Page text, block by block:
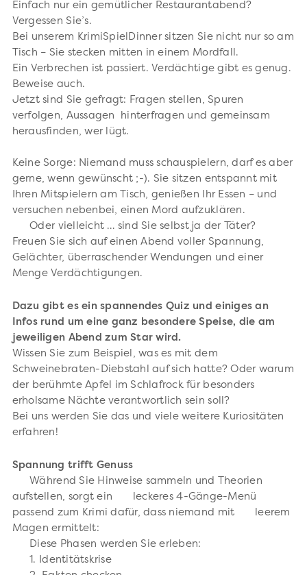
Einfach nur ein gemütlicher Restaurantabend?
Vergessen Sie’s.
Bei unserem KrimiSpielDinner sitzen Sie nicht nur so am
Tisch – Sie stecken mitten in einem Mordfall.
Ein Verbrechen ist passiert. Verdächtige gibt es genug.
Beweise auch.
Jetzt sind Sie gefragt: Fragen stellen, Spuren
verfolgen, Aussagen hinterfragen und gemeinsam
herausfinden, wer lügt.
Keine Sorge: Niemand muss schauspielern, darf es aber
gerne, wenn gewünscht ;-). Sie sitzen entspannt mit
Ihren Mitspielern am Tisch, genießen Ihr Essen – und
versuchen nebenbei, einen Mord aufzuklären.
Oder vielleicht … sind Sie selbst ja der Täter?
Freuen Sie sich auf einen Abend voller Spannung,
Gelächter, überraschender Wendungen und einer
Menge Verdächtigungen.
Dazu gibt es ein spannendes Quiz und einiges an
Infos rund um eine ganz besondere Speise, die am
jeweiligen Abend zum Star wird.
Wissen Sie zum Beispiel, was es mit dem
Schweinebraten-Diebstahl auf sich hatte? Oder warum
der berühmte Apfel im Schlafrock für besonders
erholsame Nächte verantwortlich sein soll?
Bei uns werden Sie das und viele weitere Kuriositäten
erfahren!
Spannung trifft Genuss
Während Sie Hinweise sammeln und Theorien
aufstellen, sorgt ein leckeres 4-Gänge-Menü
passend zum Krimi dafür, dass niemand mit leerem
Magen ermittelt:
Diese Phasen werden Sie erleben:
1. Identitätskrise